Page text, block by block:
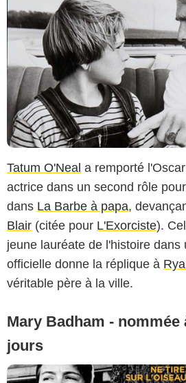
Tatum O'Neal a remporté
actrice dans un second rôle
dans La Barbe à papa,
Blair (citée pour L'Exorciste).
jeune lauréate de l'histoire dans
officielle donne la réplique à
véritable père à la ville.
Mary Badham - nommée
jours